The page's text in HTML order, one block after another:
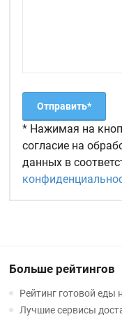
* Нажимая на
согласие на
данных в
Больше рейтингов
Рейтинг готовой еды
Лучшие сервисы